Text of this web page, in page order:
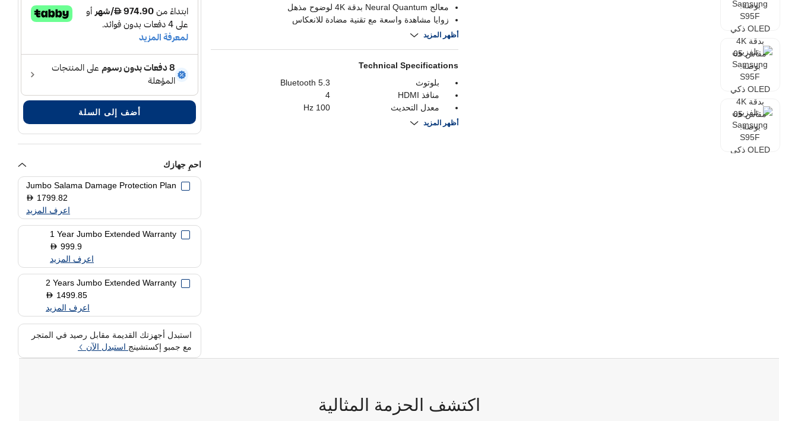
معالج Neural Quantum بدقة 4K لوضوح مذهل
زوايا مشاهدة واسعة مع تقنية مضادة للانعكاس
نظام Tizen لوصول سلس إلى التطبيقات والمحتوى
أظهر المزيد
Technical Specifications
بلوتوث
Bluetooth 5.3
منافذ HDMI
4
معدل التحديث
100 Hz
ضمان
أظهر المزيد
أضف إلى السلة
احمِ جهازك
Jumbo Salama Damage Protection Plan
D 1799.82
اعرف المزيد
1 Year Jumbo Extended Warranty
D 999.9
اعرف المزيد
2 Years Jumbo Extended Warranty
D 1499.85
اعرف المزيد
استبدل أجهزتك القديمة مقابل رصيد في المتجر
مع جمبو إكستشينج استبدل الآن
اكتشف الحزمة المثالية